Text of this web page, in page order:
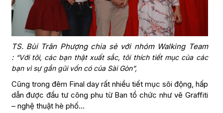
TS. Bùi Trân Phượng chia sẻ với nhóm Walking Team
: “Với tôi, các bạn thật xuất sắc, tôi thích tiết mục của các
bạn vì sự gần gũi vốn có của Sài Gòn”,
Cũng trong đêm Final day rất nhiều tiết mục sôi động, hấp
dẫn được đầu tư công phu từ Ban tổ chức như vẽ Graffiti
– nghệ thuật hè phố…